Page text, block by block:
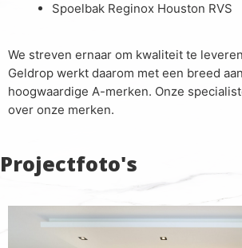
Spoelbak Reginox Houston RVS
We streven ernaar om kwaliteit te
Geldrop werkt daarom met een breed
hoogwaardige A-merken. Onze
over onze merken.
Projectfoto's